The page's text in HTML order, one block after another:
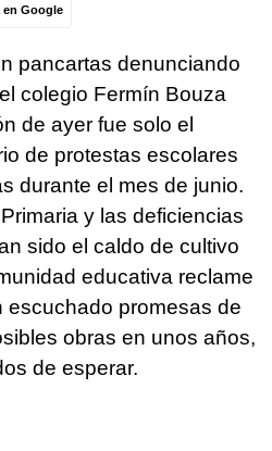
en Google
pancartas denunciando
colegio Fermín Bouza
de ayer fue solo el
de protestas escolares
durante el mes de junio.
y las deficiencias
sido el caldo de cultivo
educativa reclame
escuchado promesas de
obras en unos años,
de esperar.